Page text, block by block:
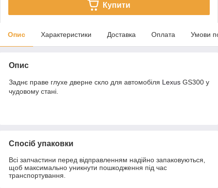
Купити
Опис Характеристики Доставка Оплата Умови
Опис
Заднє праве глухе дверне скло для автомобіля Lexus GS300 у
чудовому стані.
Спосіб упаковки
Всі запчастини перед відправленням надійно запаковуються,
щоб максимально уникнути пошкодження під час
транспортування.